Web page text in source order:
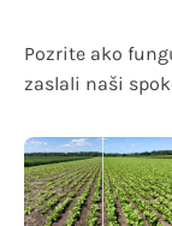
Pozrite ako
zaslali naši